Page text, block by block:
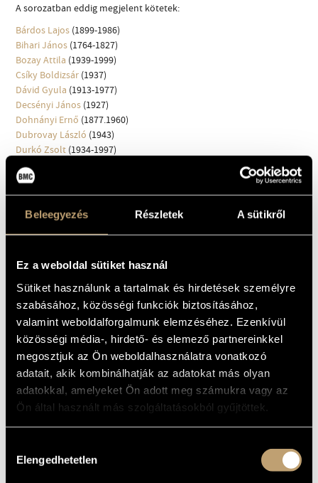
Beleegyezés Részletek A sütikről
Ez a weboldal sütiket használ
Sütiket használunk a tartalmak és hirdetések személyre
szabásához, közösségi funkciók biztosításához,
valamint weboldalforgalmunk elemzéséhez. Ezenkívül
közösségi média-, hirdető- és elemező partnereinkkel
megosztjuk az Ön weboldalhasználatra vonatkozó
adatait, akik kombinálhatják az adatokat más olyan
adatokkal, amelyeket Ön adott meg számukra vagy az
Ön által használt más szolgáltatásokból gyűjtöttek.
kiválasztása
Elengedhetetlen
A sorozatban eddig megjelent kötetek:
Bárdos Lajos (1899-1986)
Bihari János (1764-1827)
Bozay Attila (1939-1999)
Csíky Boldizsár (1937)
Dávid Gyula (1913-1977)
Decsényi János (1927)
Dohnányi Ernő (1877.1960)
Dubrovay László (1943)
Durkó Zsolt (1934-1997)
Egressy Béni
Farkas Ferenc
Fusz János(1777-1819)
Gárdonyi Zoltán
(1906-1986)
Horusitzky Zoltán
Hubay Jenő(1858-1937)
Istvánffy Benedek(1733-1778)
Járdányi Pál(1920-1966)
Jeney Zoltán
(1943-2019)
(1903-1983)
Kocsár Miklós(1933-2019)
Kósa György (1897-1984)
Kurtág György (1926)
Lavotta János (1764-1820)
Lendvay Kamilló(1928-2016)
Maros Rudolf(1917-1982)
Petrovics Emil(1930-2011)